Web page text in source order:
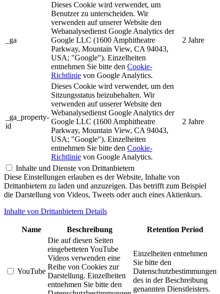
_ga
Dieses Cookie wird verwendet, um
Benutzer zu unterscheiden. Wir
verwenden auf unserer Website den
Webanalysedienst Google Analytics der
Google LLC (1600 Amphitheatre
Parkway, Mountain View, CA 94043,
USA; "Google"). Einzelheiten
entnehmen Sie bitte den Cookie-
Richtlinie von Google Analytics.
2 Jahre
_ga_property-
id
Dieses Cookie wird verwendet, um den
Sitzungsstatus beizubehalten. Wir
verwenden auf unserer Website den
Webanalysedienst Google Analytics der
Google LLC (1600 Amphitheatre
Parkway, Mountain View, CA 94043,
USA; "Google"). Einzelheiten
entnehmen Sie bitte den Cookie-
Richtlinie von Google Analytics.
2 Jahre
Inhalte und Dienste von Drittanbietern
Diese Einstellungen erlauben es der Website, Inhalte von
Drittanbietern zu laden und anzuzeigen. Das betrifft zum Beispiel
die Darstellung von Videos, Tweets oder auch eines Aktienkurs.
Inhalte von Drittanbietern Details
Name Beschreibung Retention Period
YouTube
Die auf diesen Seiten
eingebetteten YouTube
Videos verwenden eine
Reihe von Cookies zur
Darstellung. Einzelheiten
entnehmen Sie bitte den
Einzelheiten entnehmen
Sie bitte den
Datenschutzbestimmungen
des in der Beschreibung
genannten Dienstleisters.